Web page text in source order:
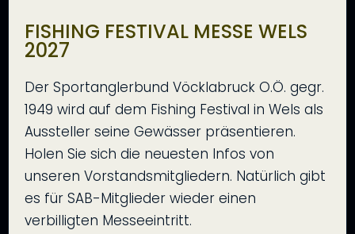
FISHING FESTIVAL MESSE WELS
2027
Der Sportanglerbund Vöcklabruck O.Ö. gegr.
1949 wird auf dem Fishing Festival in Wels als
Aussteller seine Gewässer präsentieren.
Holen Sie sich die neuesten Infos von
unseren Vorstandsmitgliedern. Natürlich gibt
es für SAB-Mitglieder wieder einen
verbilligten Messeeintritt.